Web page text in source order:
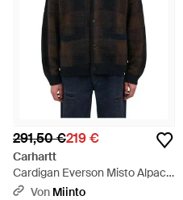
291,50 €219 €
Carhartt
Cardigan Everson Misto Alpaca
- Schwarz
Von Miinto